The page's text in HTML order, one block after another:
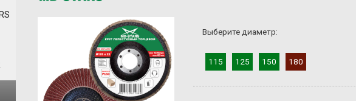
Выберите диаметр:
115 125 150 180